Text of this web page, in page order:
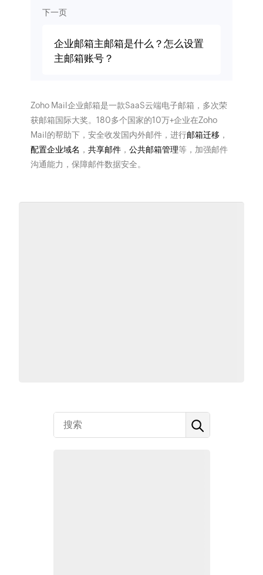
下一页
企业邮箱主邮箱是什么？怎么设置
主邮箱账号？
Zoho Mail企业邮箱是一款SaaS云端电子邮箱，多次荣
获邮箱国际大奖。180多个国家的10万+企业在Zoho
Mail的帮助下，安全收发国内外邮件，进行邮箱迁移 ，
配置企业域名 ， 共享邮件， 公共邮箱管理等，加强邮件
沟通能力，保障邮件数据安全。